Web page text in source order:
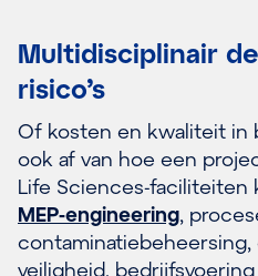
Multidisciplinair
risico’s
Of kosten en kwaliteit in
ook af van hoe een
Life Sciences-faciliteiten
MEP-engineering,
contaminatiebeheersing,
veiligheid,